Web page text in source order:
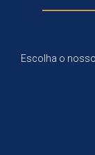
Escolha o